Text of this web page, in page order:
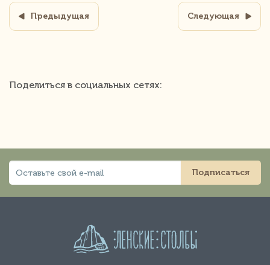
Предыдущая Следующая
Поделиться в социальных сетях:
Подписаться